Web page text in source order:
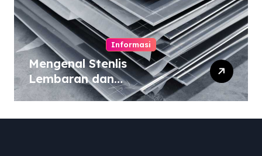
Informasi
Mengenal Stenlis
Lembaran dan
Komposisinya